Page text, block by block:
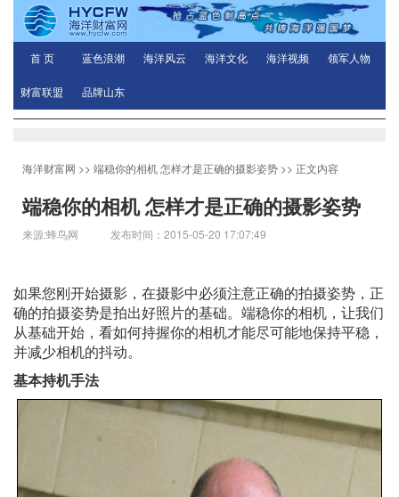
首 页 蓝色浪潮 海洋风云 海洋文化 海洋视频 领军人物
财富联盟 品牌山东
海洋财富网 >> 端稳你的相机 怎样才是正确的摄影姿势 >> 正文内容
端稳你的相机 怎样才是正确的摄影姿势
来源:蜂鸟网 发布时间：2015-05-20 17:07:49
如果您刚开始摄影，在摄影中必须注意正确的拍摄姿势，正
确的拍摄姿势是拍出好照片的基础。端稳你的相机，让我们
从基础开始，看如何持握你的相机才能尽可能地保持平稳，
并减少相机的抖动。
基本持机手法